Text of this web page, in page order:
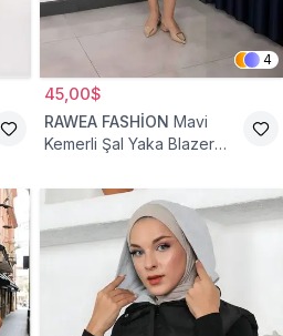
4
45,00$
RAWEA FASHİON Mavi
Kemerli Şal Yaka Blazer